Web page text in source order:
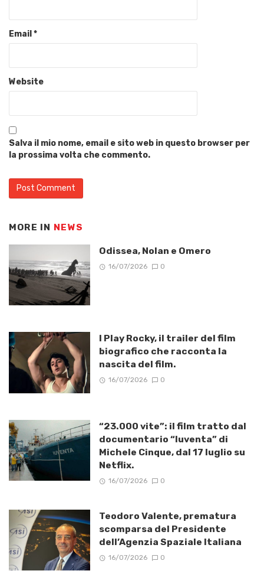
Email *
Website
Salva il mio nome, email e sito web in questo browser per
la prossima volta che commento.
MORE IN NEWS
Odissea, Nolan e Omero
16/07/2026 0
I Play Rocky, il trailer del film
biografico che racconta la
nascita del film.
16/07/2026 0
“23.000 vite”: il film tratto dal
documentario “Iuventa” di
Michele Cinque, dal 17 luglio su
Netflix.
16/07/2026 0
Teodoro Valente, prematura
scomparsa del Presidente
dell’Agenzia Spaziale Italiana
16/07/2026 0